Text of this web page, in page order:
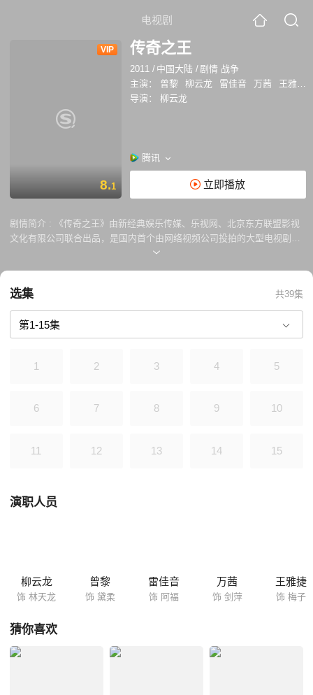
电视剧
VIP
8.1
传奇之王
2011 / 中国大陆 /剧情 战争
主演：
曾黎 柳云龙 雷佳音 万茜 王雅捷
导演：
柳云龙
腾讯
立即播放
剧情简介 :
《传奇之王》由新经典娱乐传媒、乐视网、北京东方联盟影视
文化有限公司联合出品，是国内首个由网络视频公司投拍的大型电视剧，
该剧由柳云龙自导自演，剧中，柳云龙饰演的林天龙与王雅捷饰演的梅子
面对和昔日情人间的矛盾和痛苦。
选集 共39集
1 2 3 4 5
6 7 8 9 10
11 12 13 14 15
演职人员
柳云龙
饰 林天龙
曾黎
饰 黛柔
雷佳音
饰 阿福
万茜
饰 剑萍
王雅捷
饰 梅子
猜你喜欢